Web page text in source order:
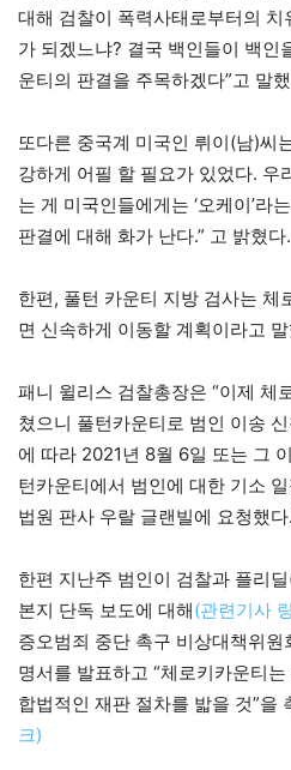
대해 검찰이 폭력사태로부터의
가 되겠느냐? 결국 백인들이 백인
운티의 판결을 주목하겠다”고 말
또다른 중국계 미국인 뤼이(남)씨
강하게 어필 할 필요가 있었다. 우
는 게 미국인들에게는 ‘오케이’라
판결에 대해 화가 난다.” 고 밝혔다.
한편, 풀턴 카운티 지방 검사는 체
면 신속하게 이동할 계획이라고
패니 윌리스 검찰총장은 “이제 체
쳤으니 풀턴카운티로 범인 이송
에 따라 2021년 8월 6일 또는 그
턴카운티에서 범인에 대한 기소
법원 판사 우랄 글랜빌에 요청했다
한편 지난주 범인이 검찰과 플리
본지 단독 보도에 대해(관련기사
증오범죄 중단 촉구 비상대책위
명서를 발표하고 “체로키카운티
합법적인 재판 절차를 밟을 것”을
크)